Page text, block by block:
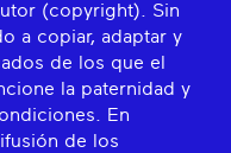
(copyright). Sin
a copiar, adaptar y
de los que el
la paternidad y
En
de los